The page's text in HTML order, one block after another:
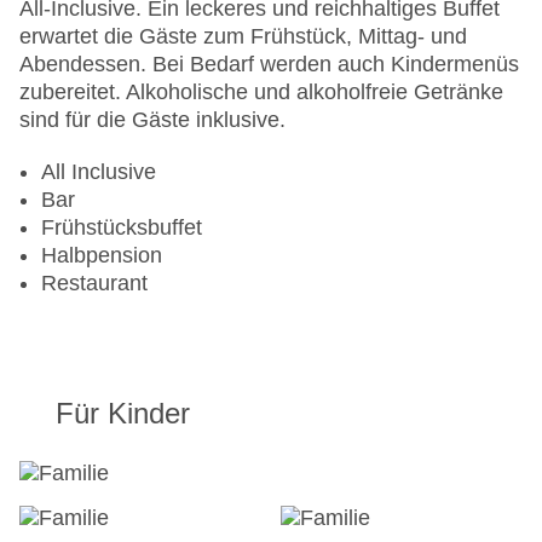
Zahlungsarten: Mastercard, Visa
Landeskategorie: 4 Sterne
All-Inclusive. Ein leckeres und reichhaltiges Buffet
erwartet die Gäste zum Frühstück, Mittag- und
Abendessen. Bei Bedarf werden auch Kindermenüs
zubereitet. Alkoholische und alkoholfreie Getränke
sind für die Gäste inklusive.
All Inclusive
Bar
Frühstücksbuffet
Halbpension
Restaurant
Für Kinder